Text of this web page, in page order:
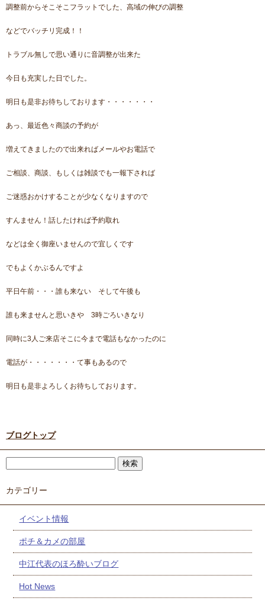
調整前からそこそこフラットでした、高域の伸びの調整
などでバッチリ完成！！
トラブル無しで思い通りに音調整が出来た
今日も充実した日でした。
明日も是非お待ちしております・・・・・・・
あっ、最近色々商談の予約が
増えてきましたので出来ればメールやお電話で
ご相談、商談、もしくは雑談でも一報下されば
ご迷惑おかけすることが少なくなりますので
すんません！話したければ予約取れ
などは全く御座いませんので宜しくです
でもよくかぶるんですよ
平日午前・・・誰も来ない そして午後も
誰も来ませんと思いきや 3時ごろいきなり
同時に3人ご来店そこに今まで電話もなかったのに
電話が・・・・・・・て事もあるので
明日も是非よろしくお待ちしております。
ブログトップ
カテゴリー
イベント情報
ポチ＆カメの部屋
中江代表のほろ酔いブログ
Hot News